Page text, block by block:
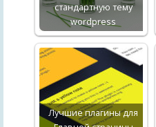
стандартную тему
wordpress
Лучшие плагины для